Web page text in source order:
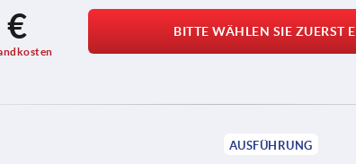
€ BITTE WÄHLEN SIE ZUERST
AUSFÜHRUNG